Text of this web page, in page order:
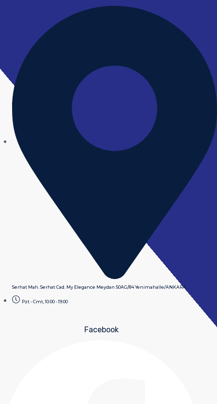
Serhat Mah. Serhat Cad. My Elegance Meydan 50AG/84 Yenimahalle/ANKARA
Pzt - Cmt, 10:00 - 19:00
Facebook